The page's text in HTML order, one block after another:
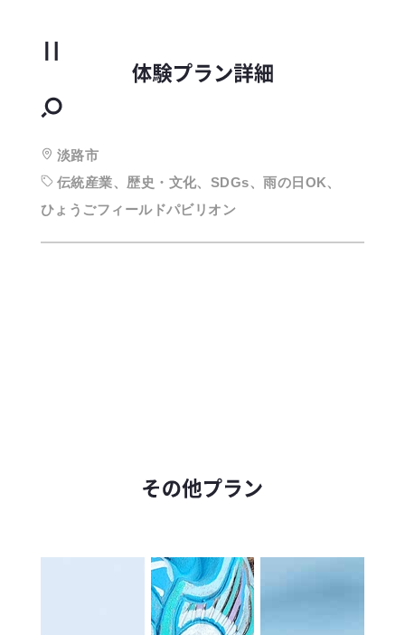
淡路市
伝統産業、歴史・文化、SDGs、雨の日OK、
ひょうごフィールドパビリオン